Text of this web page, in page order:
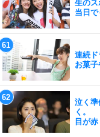
生のス
当日で
連続ド
お菓子
泣く準
く。
目が赤